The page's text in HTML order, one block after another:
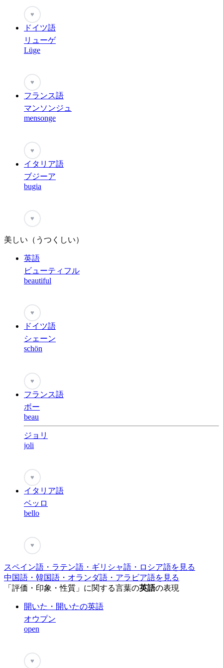
♥
ドイツ語
リューゲ
Lüge
♥
フランス語
マンソンジュ
mensonge
♥
イタリア語
ブジーア
bugia
♥
美しい（うつくしい）
英語
ビューティフル
beautiful
♥
ドイツ語
シェーン
schön
♥
フランス語
ボー
beau
ジョリ
joli
♥
イタリア語
ベッロ
bello
♥
スペイン語・ラテン語・ギリシャ語・ロシア語を見る
中国語・韓国語・オランダ語・アラビア語を見る
「評価・印象・性質」に関する言葉の英語の表現
開いた・開いたの英語
オウプン
open
♥